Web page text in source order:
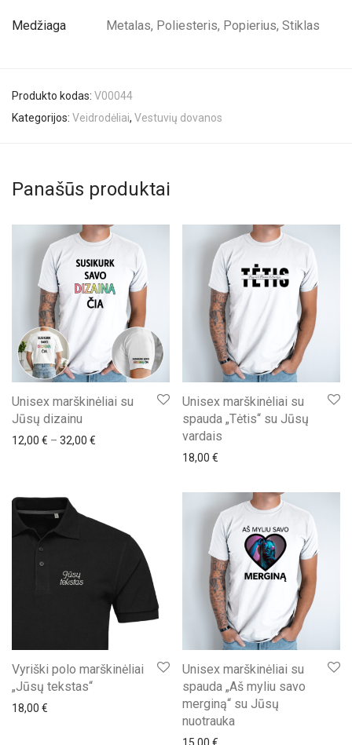
Medžiaga Metalas, Poliesteris, Popierius, Stiklas
Produkto kodas: V00044
Kategorijos: Veidrodėliai, Vestuvių dovanos
Panašūs produktai
Unisex marškinėliai su
Jūsų dizainu
12,00 € – 32,00 € Price range: 12,00 € through 32,00 €
Unisex marškinėliai su
spauda „Tėtis“ su Jūsų
vardais
18,00 €
Vyriški polo marškinėliai
„Jūsų tekstas“
18,00 €
Unisex marškinėliai su
spauda „Aš myliu savo
merginą“ su Jūsų
nuotrauka